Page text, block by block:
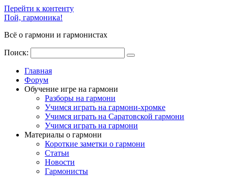
Перейти к контенту
Пой, гармоника!
Всё о гармони и гармонистах
Поиск:
Главная
Форум
Обучение игре на гармони
Разборы на гармони
Учимся играть на гармони-хромке
Учимся играть на Саратовской гармони
Учимся играть на гармони
Материалы о гармони
Короткие заметки о гармони
Cтатьи
Новости
Гармонисты